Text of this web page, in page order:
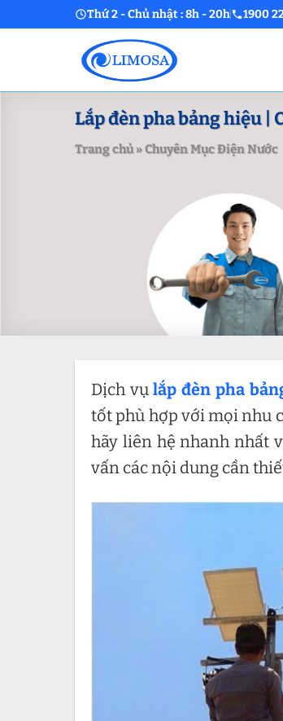
to
Thứ 2 - Chủ nhật : 8h - 20h 1900
Lắp đèn pha bảng hiệu |
Trang chủ»Chuyên Mục Điện Nước
Dịch vụlắp đèn pha
tốt phù hợp với mọi nhu
hãy liên hệ nhanh nhất
vấn các nội dung cần